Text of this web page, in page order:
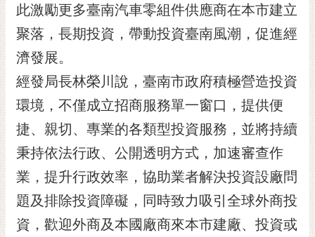
RSS
訂
閱
電
子
報
市
民
信
箱
English
日
此激勵更多臺南汽車零組件供應商在本市建立
聚落，長期投資，帶動投資臺南風潮，促進經
濟發展。
經發局長林榮川說，臺南市政府積極營造投資
環境，不僅成立招商服務單一窗口，提供便
捷、親切、專業的各類型投資服務，並將持續
秉持依法行政、公開透明方式，加速審查作
業，提升行政效率，協助業者解決投資設廠問
題及排除投資障礙，同時致力吸引全球外商投
資，歡迎外商及本國廠商來本市建廠、投資或